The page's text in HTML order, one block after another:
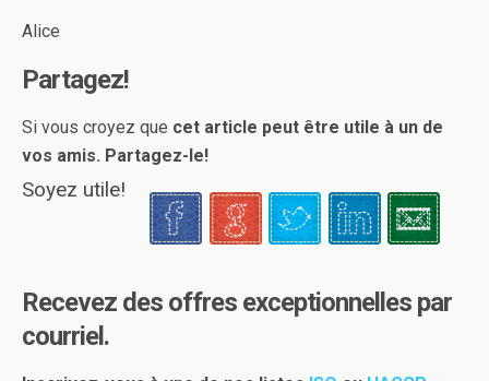
Alice
Partagez!
Si vous croyez que cet article peut être utile à un de
vos amis. Partagez-le!
Soyez utile!
Recevez des offres exceptionnelles par
courriel.